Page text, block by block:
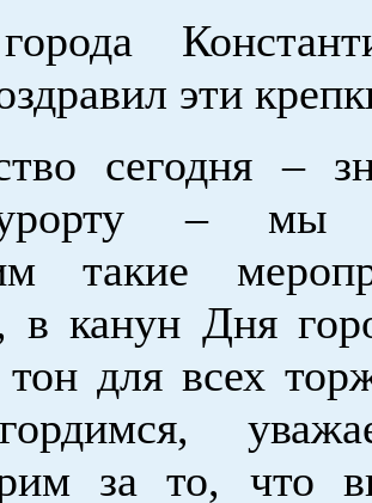
эти
сегодня –
– мы
такие
в канун Дня
тон для всех
за то, что